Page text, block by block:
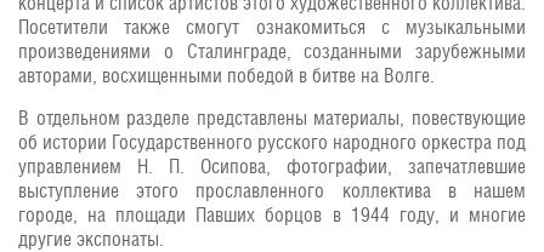
Посетители также смогут ознакомиться с музыкальными
произведениями о Сталинграде, созданными зарубежными
авторами, восхищенными победой в битве на Волге.
В отдельном разделе представлены материалы, повествующие
об истории Государственного русского народного оркестра под
управлением Н. П. Осипова, фотографии, запечатлевшие
выступление этого прославленного коллектива в нашем
городе, на площади Павших борцов в 1944 году, и многие
другие экспонаты.